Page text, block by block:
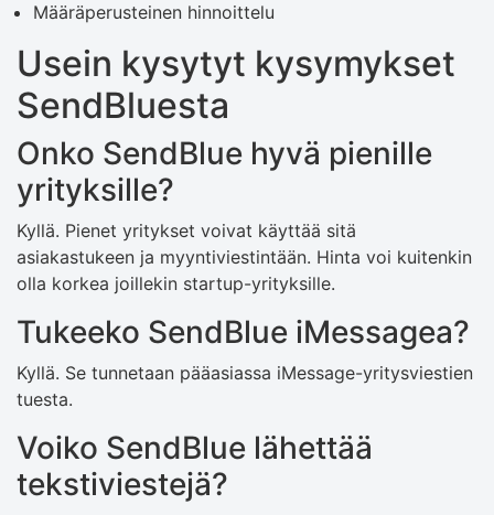
Määräperusteinen hinnoittelu
Usein kysytyt kysymykset
SendBluesta
Onko SendBlue hyvä pienille
yrityksille?
Kyllä. Pienet yritykset voivat käyttää sitä
asiakastukeen ja myyntiviestintään. Hinta voi kuitenkin
olla korkea joillekin startup-yrityksille.
Tukeeko SendBlue iMessagea?
Kyllä. Se tunnetaan pääasiassa iMessage-yritysviestien
tuesta.
Voiko SendBlue lähettää
tekstiviestejä?